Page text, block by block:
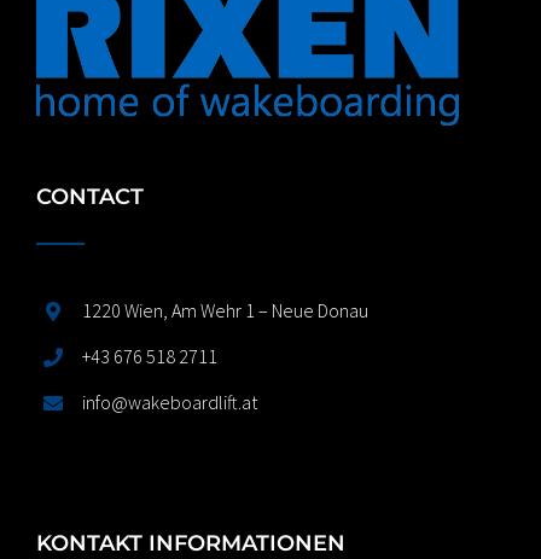
CONTACT
1220 Wien, Am Wehr 1 – Neue Donau
+43 676 518 2711
info@wakeboardlift.at
KONTAKT INFORMATIONEN